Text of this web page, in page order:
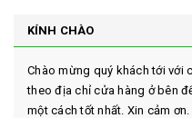
KÍNH CHÀO
Chào mừng quý khách tới với
theo địa chỉ cửa hàng ở bên
một cách tốt nhất. Xin cảm ơn.